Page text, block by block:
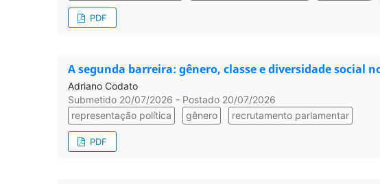
PDF
A segunda barreira: gênero, classe e diversidade social
Adriano Codato
Submetido 20/07/2026 - Postado 20/07/2026
representação política
gênero recrutamento parlamentar
PDF